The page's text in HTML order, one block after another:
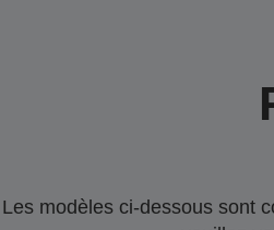
Les modèles ci-dessous sont